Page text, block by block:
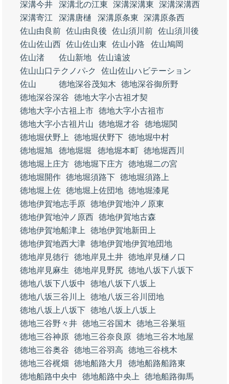
深溝今井
深溝北の江東 深溝深溝東
深溝深溝西
深溝寄江
深溝唐樋 深溝原条東
深溝原条西
佐山由良前 佐山由良後 佐山須川前 佐山須川後
佐山佐山西 佐山佐山東 佐山小路
佐山鳩岡
佐山渚
佐山新地
佐山遠波
佐山山口テクノパ‐ク
佐山佐山ハビテーション
佐山
徳地深谷茂知木
徳地深谷御所野
徳地深谷深谷
徳地大字小古祖才契
徳地大字小古祖上市 徳地大字小古祖市
徳地大字小古祖片山
徳地堀才谷
徳地堀関
徳地堀伏野上
徳地堀伏野下 徳地堀中村
徳地堀旭
徳地堀堀 徳地堀本町 徳地堀西川
徳地堀上庄方 徳地堀下庄方 徳地堀二の宮
徳地堀開作 徳地堀須路下 徳地堀須路上
徳地堀上佐 徳地堀上佐団地 徳地堀漆尾
徳地伊賀地志手原 徳地伊賀地沖ノ原東
徳地伊賀地沖ノ原西 徳地伊賀地古森
徳地伊賀地船津上
徳地伊賀地新田上
徳地伊賀地西大津 徳地伊賀地伊賀地団地
徳地岸見徳行 徳地岸見土井 徳地岸見樋ノ口
徳地岸見麻生
徳地岸見野尻 徳地八坂下八坂下
徳地八坂下八坂中
徳地八坂下八坂上
徳地八坂三谷川上
徳地八坂三谷川団地
徳地八坂上八坂下 徳地八坂上八坂上
徳地三谷野々井 徳地三谷国木
徳地三谷巣垣
徳地三谷神原 徳地三谷奈良原 徳地三谷木地屋
徳地三谷奥谷
徳地三谷羽高
徳地三谷桃木
徳地三谷梶畑
徳地船路大月
徳地船路船路東
徳地船路中央中
徳地船路中央上
徳地船路御馬